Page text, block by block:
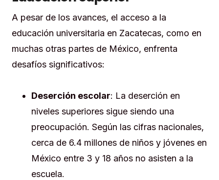
A pesar de los avances, el acceso a la
educación universitaria en Zacatecas, como en
muchas otras partes de México, enfrenta
desafíos significativos:
Deserción escolar: La deserción en
niveles superiores sigue siendo una
preocupación. Según las cifras nacionales,
cerca de 6.4 millones de niños y jóvenes en
México entre 3 y 18 años no asisten a la
escuela.